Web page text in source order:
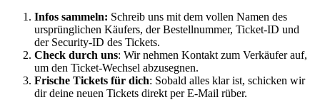
Infos sammeln: Schreib uns mit dem vollen Namen des
ursprünglichen Käufers, der Bestellnummer, Ticket-ID und
der Security-ID des Tickets.
Check durch uns: Wir nehmen Kontakt zum Verkäufer auf,
um den Ticket-Wechsel abzusegnen.
Frische Tickets für dich: Sobald alles klar ist, schicken wir
dir deine neuen Tickets direkt per E-Mail rüber.